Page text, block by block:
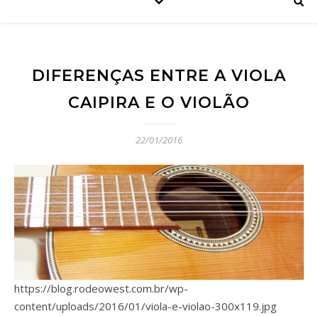
DIFERENÇAS ENTRE A VIOLA
CAIPIRA E O VIOLÃO
22/01/2016
https://blog.rodeowest.com.br/wp-
content/uploads/2016/01/viola-e-violao-300x119.jpg